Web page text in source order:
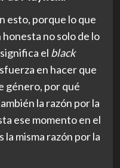
esto, porque lo que
honesta no solo de lo
el black
en hacer que
género, por qué
la razón por la
ese momento en el
la misma razón por la